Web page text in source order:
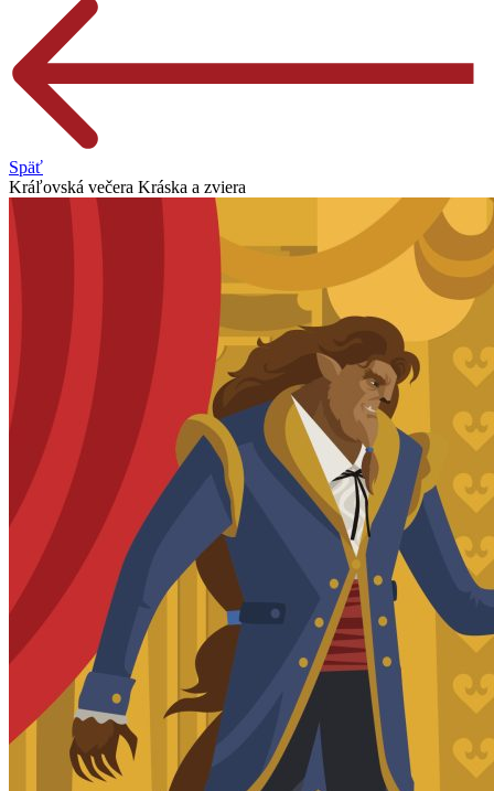
Späť
Kráľovská večera Kráska a zviera